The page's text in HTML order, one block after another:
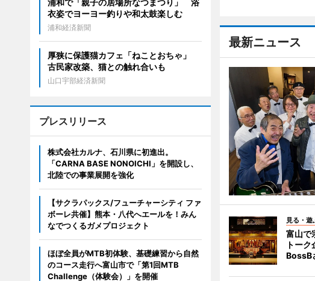
最新ニュース
見る・遊
富山で
トー
BossB
浦和で「親子の居場所なつまつり」 浴
衣姿でヨーヨー釣りや和太鼓楽しむ
浦和経済新聞
厚狭に保護猫カフェ「ねことおちゃ」
古民家改築、猫との触れ合いも
山口宇部経済新聞
プレスリリース
株式会社カルナ、石川県に初進出。
「CARNA BASE NONOICHI」を開設し、
北陸での事業展開を強化
【サクラパックス/フューチャーシティ ファ
ボーレ共催】熊本・八代へエールを！みん
なでつくるガメプロジェクト
ほぼ全員がMTB初体験、基礎練習から自然
のコース走行へ富山市で「第1回MTB
Challenge（体験会）」を開催